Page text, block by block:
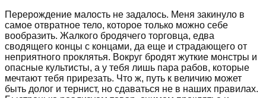
Перерождение малость не задалось. Меня закинуло в
самое отвратное тело, которое только можно себе
вообразить. Жалкого бродячего торговца, едва
сводящего концы с концами, да еще и страдающего от
неприятного проклятья. Вокруг бродят жуткие монстры и
опасные культисты, а у тебя лишь пара рабов, которые
мечтают тебя прирезать. Что ж, путь к величию может
быть долог и тернист, но сдаваться не в наших правилах.